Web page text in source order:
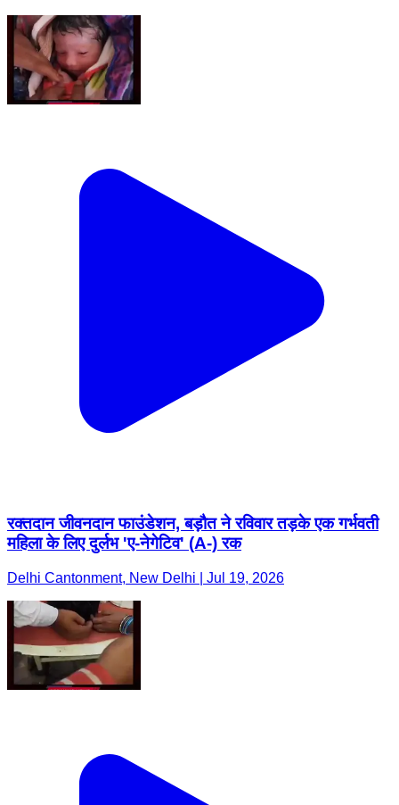
रक्तदान जीवनदान फाउंडेशन, बड़ौत ने रविवार तड़के एक गर्भवती
महिला के लिए दुर्लभ 'ए-नेगेटिव' (A-) रक
Delhi Cantonment, New Delhi | Jul 19, 2026